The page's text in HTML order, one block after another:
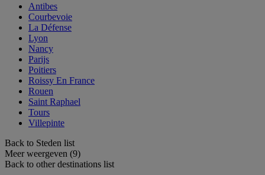
Antibes
Courbevoie
La Défense
Lyon
Nancy
Parijs
Poitiers
Roissy En France
Rouen
Saint Raphael
Tours
Villepinte
Back to Steden list
Meer weergeven (9)
Back to other destinations list